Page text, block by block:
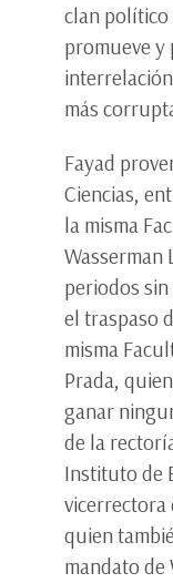
clan político
promueve y
más
Fayad
Ciencias,
la misma
periodos
el traspaso
misma
Prada,
ganar
de la
Instituto de
vicerrectora
quien
mandato de